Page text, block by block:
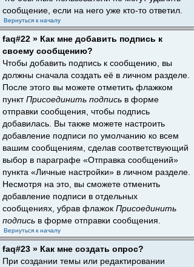
сообщение, если на него уже кто-то ответил.
Вернуться к началу
faq#22 » Как мне добавить подпись к
своему сообщению?
Чтобы добавить подпись к сообщению, вы
должны сначала создать её в личном разделе.
После этого вы можете отметить флажком
пунктПрисоединить подпись в форме
отправки сообщения, чтобы подпись
добавилась. Вы также можете настроить
добавление подписи по умолчанию ко всем
вашим сообщениям, сделав соответствующий
выбор в параграфе «Отправка сообщений»
пункта «Личные настройки» в личном разделе.
Несмотря на это, вы сможете отменить
добавление подписи в отдельных
сообщениях, убрав флажок Присоединить
подпись в форме отправки сообщения.
Вернуться к началу
faq#23 » Как мне создать опрос?
При создании темы или редактировании